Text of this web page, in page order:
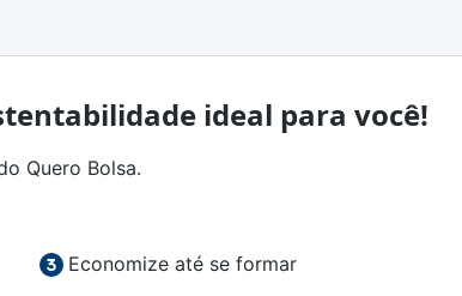
ideal para você!
Quero Bolsa.
Economize até se formar